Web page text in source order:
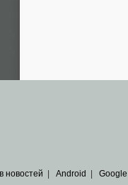
новостей Android Google